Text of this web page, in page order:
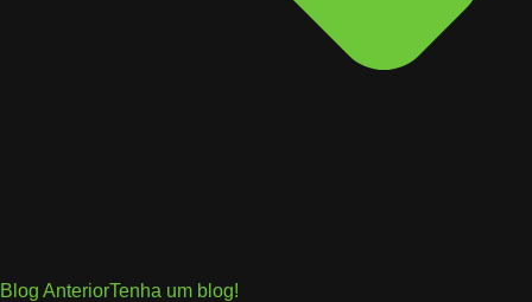
Blog AnteriorTenha um blog!